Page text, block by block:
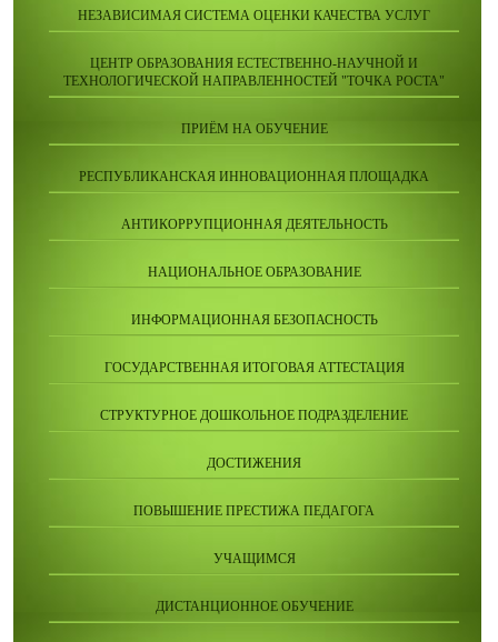
НЕЗАВИСИМАЯ СИСТЕМА ОЦЕНКИ КАЧЕСТВА УСЛУГ
ЦЕНТР ОБРАЗОВАНИЯ ЕСТЕСТВЕННО-НАУЧНОЙ И
ТЕХНОЛОГИЧЕСКОЙ НАПРАВЛЕННОСТЕЙ "ТОЧКА РОСТА"
ПРИЁМ НА ОБУЧЕНИЕ
РЕСПУБЛИКАНСКАЯ ИННОВАЦИОННАЯ ПЛОЩАДКА
АНТИКОРРУПЦИОННАЯ ДЕЯТЕЛЬНОСТЬ
НАЦИОНАЛЬНОЕ ОБРАЗОВАНИЕ
ИНФОРМАЦИОННАЯ БЕЗОПАСНОСТЬ
ГОСУДАРСТВЕННАЯ ИТОГОВАЯ АТТЕСТАЦИЯ
СТРУКТУРНОЕ ДОШКОЛЬНОЕ ПОДРАЗДЕЛЕНИЕ
ДОСТИЖЕНИЯ
ПОВЫШЕНИЕ ПРЕСТИЖА ПЕДАГОГА
УЧАЩИМСЯ
ДИСТАНЦИОННОЕ ОБУЧЕНИЕ